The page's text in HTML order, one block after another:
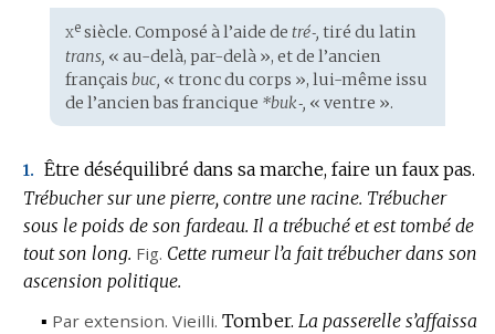
Étymologie
:
xesiècle. Composé à l’aide de tré‑, tiré du latin
trans, « au-delà, par-delà », et de l’ancien
français buc, « tronc du corps », lui-même issu
de l’ancien bas francique *buk‑, « ventre ».
1. Être déséquilibré dans sa marche, faire un faux pas.
Trébucher sur une pierre, contre une racine. Trébucher
sous le poids de son fardeau. Il a trébuché et est tombé de
tout son long. Fig. Cette rumeur l’a fait trébucher dans son
ascension politique.
▪ Par extension. Vieilli. Tomber. La passerelle s’affaissa